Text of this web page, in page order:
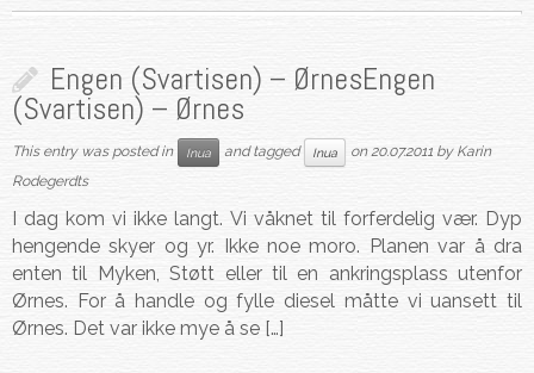
Engen (Svartisen) – ØrnesEngen
(Svartisen) – Ørnes
This entry was posted in Inua and tagged Inua on 20.07.2011 by Karin
Rodegerdts
I dag kom vi ikke langt. Vi våknet til forferdelig vær. Dyp
hengende skyer og yr. Ikke noe moro. Planen var å dra
enten til Myken, Støtt eller til en ankringsplass utenfor
Ørnes. For å handle og fylle diesel måtte vi uansett til
Ørnes. Det var ikke mye å se […]